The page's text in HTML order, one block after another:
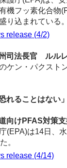
機フッ素化合物
り込まれている。
release (4/2)
司法長官 ルル
ケン・パクスト
れることはない
向けPFAS対策
(EPA)は14日、
。
release (4/14)